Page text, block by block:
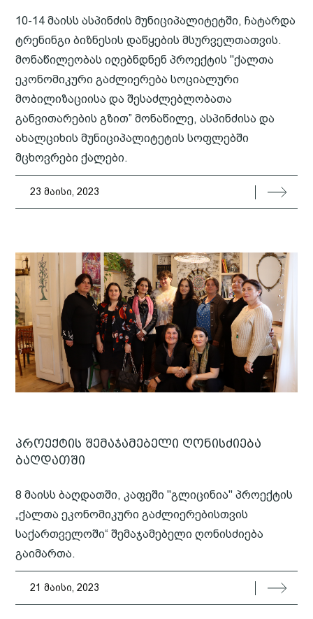
10-14 მაისს ასპინძის მუნიციპალიტეტში, ჩატარდა
ტრენინგი ბიზნესის დაწყების მსურველთათვის.
მონაწილეობას იღებნდნენ პროექტის "ქალთა
ეკონომიკური გაძლიერება სოციალური
მობილიზაციისა და შესაძლებლობათა
განვითარების გზით” მონაწილე, ასპინძისა და
ახალციხის მუნიციპალიტეტის სოფლებში
მცხოვრები ქალები.
23 მაისი, 2023
პროექტის შემაჯამებელი ღონისძიება
ბაღდათში
8 მაისს ბაღდათში, კაფეში "გლიცინია" პროექტის
„ქალთა ეკონომიკური გაძლიერებისთვის
საქართველოში“ შემაჯამებელი ღონისძიება
გაიმართა.
21 მაისი, 2023